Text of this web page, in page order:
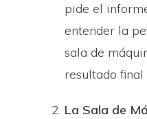
pide el
entender la
sala de
resultado
La Sala de